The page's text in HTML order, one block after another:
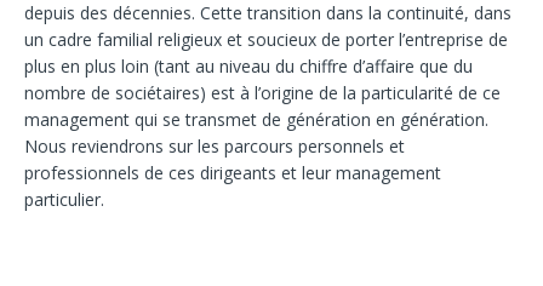
depuis des décennies. Cette transition dans la continuité, dans
un cadre familial religieux et soucieux de porter l’entreprise de
plus en plus loin (tant au niveau du chiffre d’affaire que du
nombre de sociétaires) est à l’origine de la particularité de ce
management qui se transmet de génération en génération.
Nous reviendrons sur les parcours personnels et
professionnels de ces dirigeants et leur management
particulier.